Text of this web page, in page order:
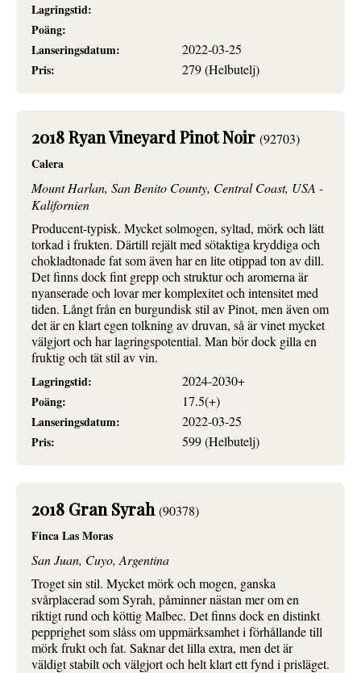
Lagringstid:
Poäng:
Lanseringsdatum:
2022-03-25
Pris:
279 (Helbutelj)
2018 Ryan Vineyard Pinot Noir (92703)
Calera
Mount Harlan, San Benito County, Central Coast, USA -
Kalifornien
Producent-typisk. Mycket solmogen, syltad, mörk och lätt
torkad i frukten. Därtill rejält med sötaktiga kryddiga och
chokladtonade fat som även har en lite otippad ton av dill.
Det finns dock fint grepp och struktur och aromerna är
nyanserade och lovar mer komplexitet och intensitet med
tiden. Långt från en burgundisk stil av Pinot, men även om
det är en klart egen tolkning av druvan, så är vinet mycket
välgjort och har lagringspotential. Man bör dock gilla en
fruktig och tät stil av vin.
Lagringstid:
2024-2030+
Poäng:
17.5(+)
Lanseringsdatum:
2022-03-25
Pris:
599 (Helbutelj)
2018 Gran Syrah(90378)
Finca Las Moras
San Juan, Cuyo, Argentina
Troget sin stil. Mycket mörk och mogen, ganska
svårplacerad som Syrah, påminner nästan mer om en
riktigt rund och köttig Malbec. Det finns dock en distinkt
pepprighet som slåss om uppmärksamhet i förhållande till
mörk frukt och fat. Saknar det lilla extra, men det är
väldigt stabilt och välgjort och helt klart ett fynd i prisläget.